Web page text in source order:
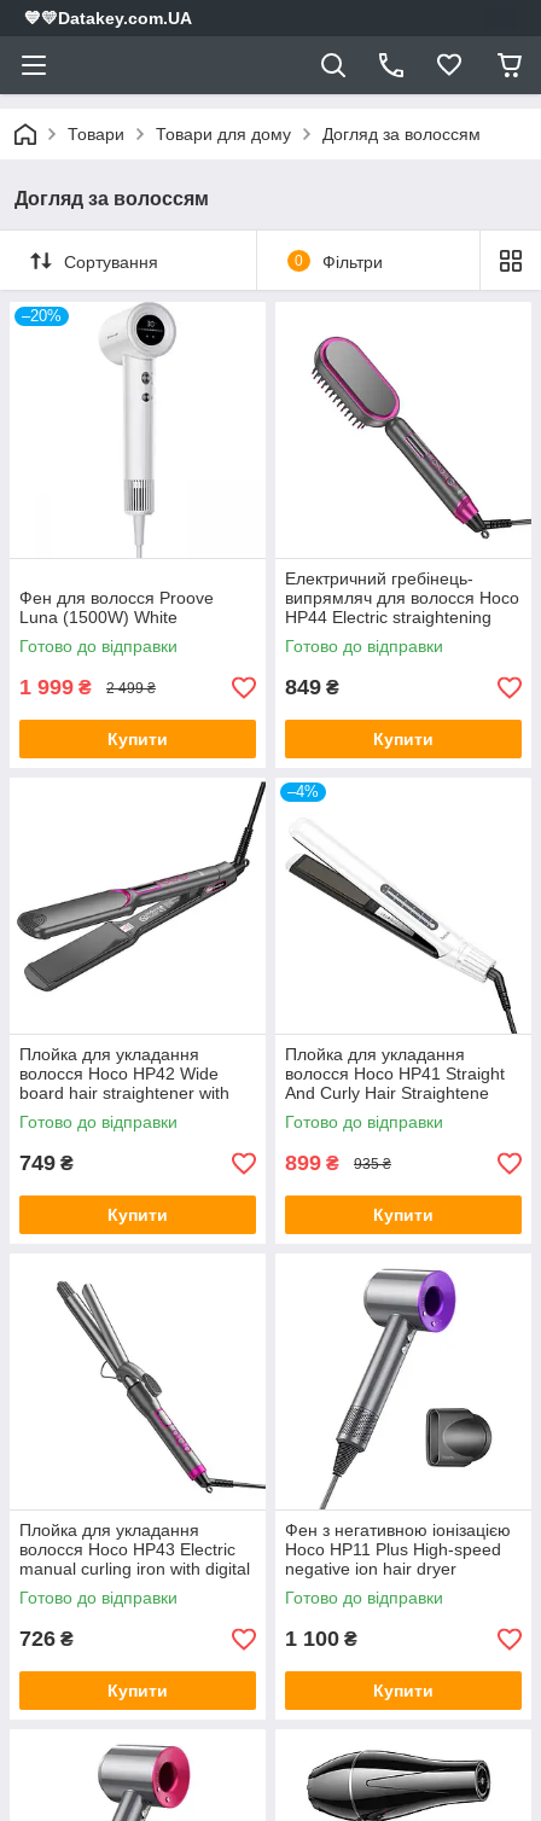
💙💛Datakey.com.UA
Товари Товари для дому Догляд за волоссям
Догляд за волоссям
Сортування 0 Фільтри
–20%
Фен для волосся Proove
Luna (1500W) White
Готово до відправки
1 999 ₴ 2 499 ₴
Купити
Електричний гребінець-
випрямляч для волосся Hoco
HP44 Electric straightening
hair comb with digital display
Готово до відправки
849 ₴
Купити
Плойка для укладання
волосся Hoco HP42 Wide
board hair straightener with
digital display
Готово до відправки
749 ₴
Купити
–4%
Плойка для укладання
волосся Hoco HP41 Straight
And Curly Hair Straightene
White
Готово до відправки
899 ₴ 935 ₴
Купити
Плойка для укладання
волосся Hoco HP43 Electric
manual curling iron with digital
display Grey
Готово до відправки
726 ₴
Купити
Фен з негативною іонізацією
Hoco HP11 Plus High-speed
negative ion hair dryer
(1600W) Grey-purple
Готово до відправки
1 100 ₴
Купити